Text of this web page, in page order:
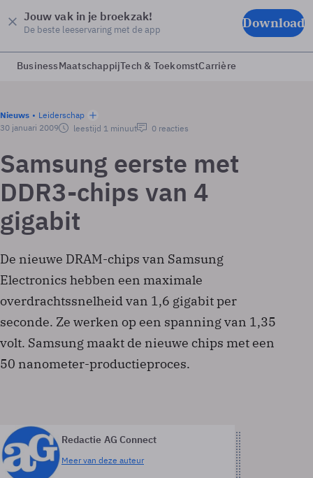
Jouw vak in je broekzak!
De beste leeservaring met de app Download
BusinessMaatschappijTech & ToekomstCarrière
Nieuws
Leiderschap
30 januari 2009
leestijd 1 minuut 0 reacties
Samsung eerste met
DDR3-chips van 4
gigabit
De nieuwe DRAM-chips van Samsung
Electronics hebben een maximale
overdrachtssnelheid van 1,6 gigabit per
seconde. Ze werken op een spanning van 1,35
volt. Samsung maakt de nieuwe chips met een
50 nanometer-productieproces.
Redactie AG Connect
Meer van deze auteur